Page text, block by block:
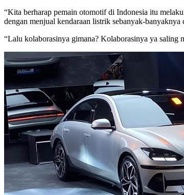
“Kita berharap pemain otomotif di Indonesia itu
dengan menjual kendaraan listrik sebanyak-
“Lalu kolaborasinya gimana? Kolaborasinya ya saling